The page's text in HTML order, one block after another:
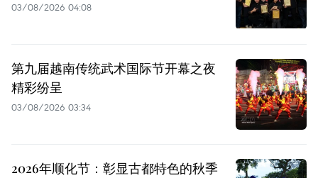
03/08/2026 04:08
第九届越南传统武术国际节开幕之夜
精彩纷呈
03/08/2026 03:34
2026年顺化节：彰显古都特色的秋季